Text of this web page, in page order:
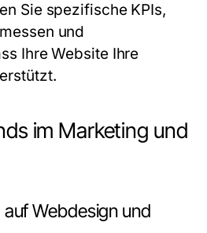
Sie spezifische KPIs,
und
Ihre Website Ihre
im Marketing und
auf Webdesign und